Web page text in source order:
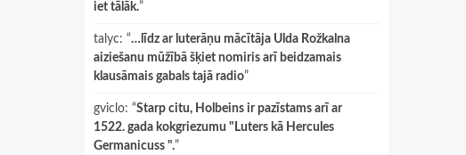
iet tālāk.”
talyc: “…līdz ar luterāņu mācītāja Ulda Rožkalna
aiziešanu mūžībā šķiet nomiris arī beidzamais
klausāmais gabals tajā radio”
gviclo: “Starp citu, Holbeins ir pazīstams arī ar
1522. gada kokgriezumu "Luters kā Hercules
Germanicuss ".”